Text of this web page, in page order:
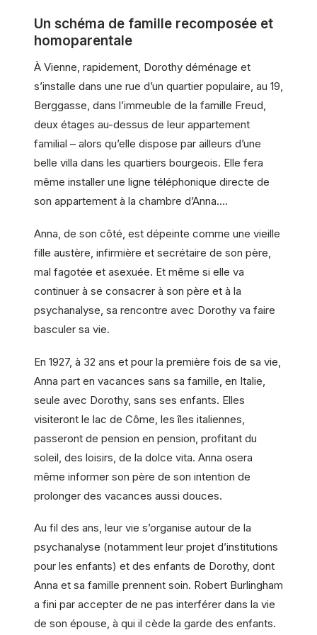
Un schéma de famille recomposée et
homoparentale
À Vienne, rapidement, Dorothy déménage et
s’installe dans une rue d’un quartier populaire, au 19,
Berggasse, dans l’immeuble de la famille Freud,
deux étages au-dessus de leur appartement
familial – alors qu’elle dispose par ailleurs d’une
belle villa dans les quartiers bourgeois. Elle fera
même installer une ligne téléphonique directe de
son appartement à la chambre d’Anna….
Anna, de son côté, est dépeinte comme une vieille
fille austère, infirmière et secrétaire de son père,
mal fagotée et asexuée. Et même si elle va
continuer à se consacrer à son père et à la
psychanalyse, sa rencontre avec Dorothy va faire
basculer sa vie.
En 1927, à 32 ans et pour la première fois de sa vie,
Anna part en vacances sans sa famille, en Italie,
seule avec Dorothy, sans ses enfants. Elles
visiteront le lac de Côme, les îles italiennes,
passeront de pension en pension, profitant du
soleil, des loisirs, de la dolce vita. Anna osera
même informer son père de son intention de
prolonger des vacances aussi douces.
Au fil des ans, leur vie s’organise autour de la
psychanalyse (notamment leur projet d’institutions
pour les enfants) et des enfants de Dorothy, dont
Anna et sa famille prennent soin. Robert Burlingham
a fini par accepter de ne pas interférer dans la vie
de son épouse, à qui il cède la garde des enfants.